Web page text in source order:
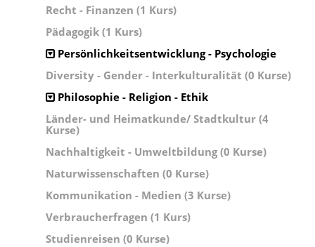
Recht - Finanzen (1 Kurs)
Pädagogik (1 Kurs)
Persönlichkeitsentwicklung - Psychologie
Diversity - Gender - Interkulturalität (0 Kurse)
Philosophie - Religion - Ethik
Länder- und Heimatkunde/ Stadtkultur (4
Kurse)
Nachhaltigkeit - Umweltbildung (0 Kurse)
Naturwissenschaften (0 Kurse)
Kommunikation - Medien (3 Kurse)
Verbraucherfragen (1 Kurs)
Studienreisen (0 Kurse)